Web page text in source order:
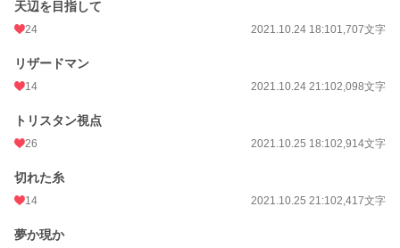
天辺を目指して
24 2021.10.24 18:101,707文字
リザードマン
14 2021.10.24 21:102,098文字
トリスタン視点
26 2021.10.25 18:102,914文字
切れた糸
14 2021.10.25 21:102,417文字
夢か現か